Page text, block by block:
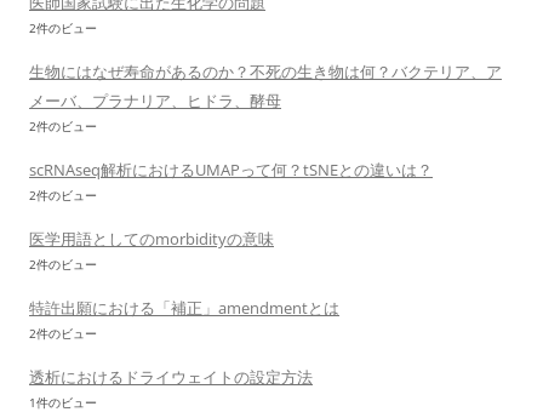
2件のビュー
生物にはなぜ寿命があるのか？不死の生き物は何？バクテリア、ア
メーバ、プラナリア、ヒドラ、酵母
2件のビュー
scRNAseq解析におけるUMAPって何？tSNEとの違いは？
2件のビュー
医学用語としてのmorbidityの意味
2件のビュー
特許出願における「補正」amendmentとは
2件のビュー
透析におけるドライウェイトの設定方法
1件のビュー